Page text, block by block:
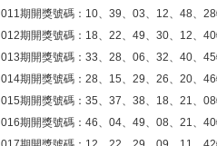
011期開獎號碼：10、39、03、12、48、
012期開獎號碼：18、22、49、30、12、
013期開獎號碼：33、28、06、32、40、
014期開獎號碼：28、15、29、26、20、
015期開獎號碼：35、37、38、18、21、
016期開獎號碼：46、04、49、08、21、